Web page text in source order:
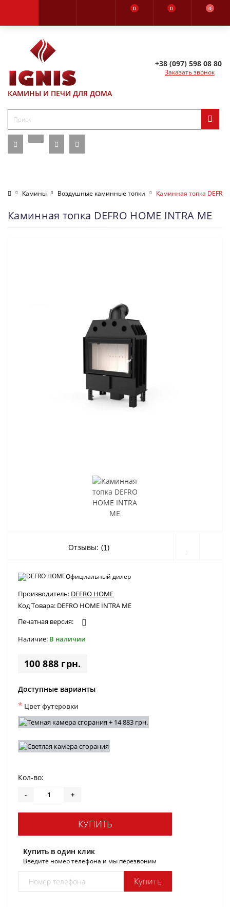
0 0 0
КАМИНЫ И ПЕЧИ ДЛЯ ДОМА
+38 (097) 598 08 80
Заказать звонок
Камины Воздушные каминные топки Каминная топка DEFRO
Каминная топка DEFRO HOME INTRA ME
Отзывы: (1)
Производитель: DEFRO HOME
Код Товара: DEFRO HOME INTRA ME
Печатная версия:
Наличие: В наличии
100 888 грн.
Официальный дилер
Доступные варианты
* Цвет футеровки
Кол-во:
- +
КУПИТЬ
Купить в один клик
Введите номер телефона и мы перезвоним
Купить